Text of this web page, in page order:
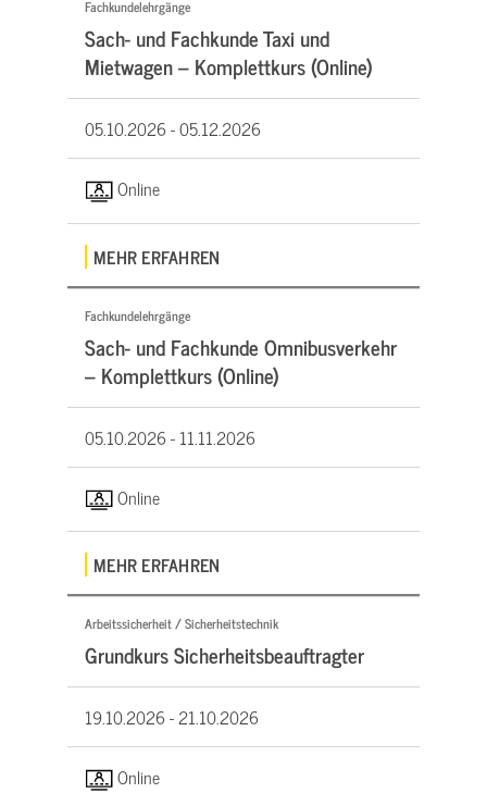
Fachkundelehrgänge
Sach- und Fachkunde Taxi und
Mietwagen – Komplettkurs (Online)
05.10.2026 -05.12.2026
Online
MEHR ERFAHREN
Fachkundelehrgänge
Sach- und Fachkunde Omnibusverkehr
– Komplettkurs (Online)
05.10.2026 -11.11.2026
Online
MEHR ERFAHREN
Arbeitssicherheit / Sicherheitstechnik
Grundkurs Sicherheitsbeauftragter
19.10.2026 -21.10.2026
Online